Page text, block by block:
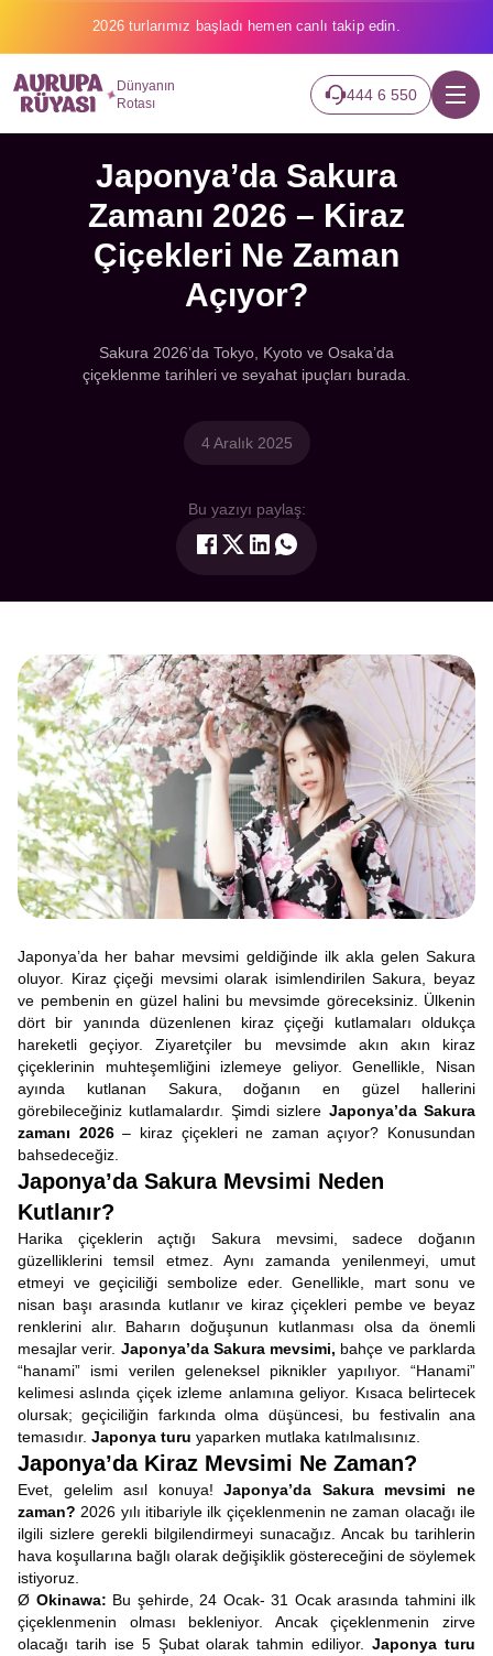
2026 turlarımız başladı hemen canlı takip edin.
Dünyanın
Rotası
444 6 550
Japonya’da Sakura
Zamanı 2026 – Kiraz
Çiçekleri Ne Zaman
Açıyor?
Sakura 2026’da Tokyo, Kyoto ve Osaka’da
çiçeklenme tarihleri ve seyahat ipuçları burada.
4 Aralık 2025
Bu yazıyı paylaş:
Japonya’da her bahar mevsimi geldiğinde ilk akla gelen Sakura
oluyor. Kiraz çiçeği mevsimi olarak isimlendirilen Sakura, beyaz
ve pembenin en güzel halini bu mevsimde göreceksiniz. Ülkenin
dört bir yanında düzenlenen kiraz çiçeği kutlamaları oldukça
hareketli geçiyor. Ziyaretçiler bu mevsimde akın akın kiraz
çiçeklerinin muhteşemliğini izlemeye geliyor. Genellikle, Nisan
ayında kutlanan Sakura, doğanın en güzel hallerini
görebileceğiniz kutlamalardır. Şimdi sizlere Japonya’da Sakura
zamanı 2026– kiraz çiçekleri ne zaman açıyor? Konusundan
bahsedeceğiz.
Japonya’da Sakura Mevsimi Neden
Kutlanır?
Harika çiçeklerin açtığı Sakura mevsimi, sadece doğanın
güzelliklerini temsil etmez. Aynı zamanda yenilenmeyi, umut
etmeyi ve geçiciliği sembolize eder. Genellikle, mart sonu ve
nisan başı arasında kutlanır ve kiraz çiçekleri pembe ve beyaz
renklerini alır. Baharın doğuşunun kutlanması olsa da önemli
mesajlar verir. Japonya’da Sakura mevsimi, bahçe ve parklarda
“hanami” ismi verilen geleneksel piknikler yapılıyor. “Hanami”
kelimesi aslında çiçek izleme anlamına geliyor. Kısaca belirtecek
olursak; geçiciliğin farkında olma düşüncesi, bu festivalin ana
temasıdır. Japonya turu yaparken mutlaka katılmalısınız.
Japonya’da Kiraz Mevsimi Ne Zaman?
Evet, gelelim asıl konuya!Japonya’da Sakura mevsimi ne
zaman? 2026 yılı itibariyle ilk çiçeklenmenin ne zaman olacağı ile
ilgili sizlere gerekli bilgilendirmeyi sunacağız. Ancak bu tarihlerin
hava koşullarına bağlı olarak değişiklik göstereceğini de söylemek
istiyoruz.
Ø Okinawa: Bu şehirde, 24 Ocak- 31 Ocak arasında tahmini ilk
çiçeklenmenin olması bekleniyor. Ancak çiçeklenmenin zirve
olacağı tarih ise 5 Şubat olarak tahmin ediliyor.Japonya turu